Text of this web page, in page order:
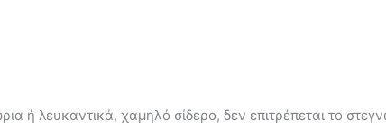
ή λευκαντικά, χαμηλό σίδερο, δεν επιτρέπεται το